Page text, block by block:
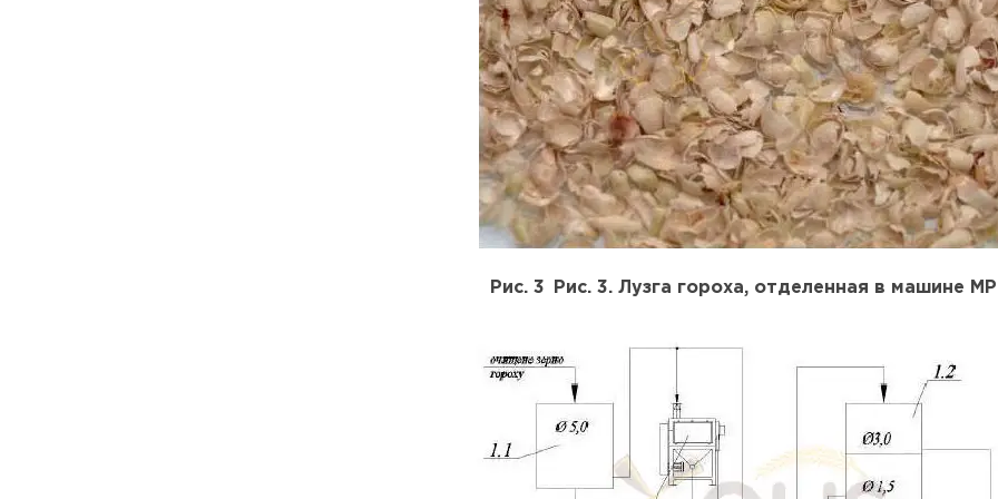
Рис. 3 Рис. 3. Лузга гороха, отделенная в машине